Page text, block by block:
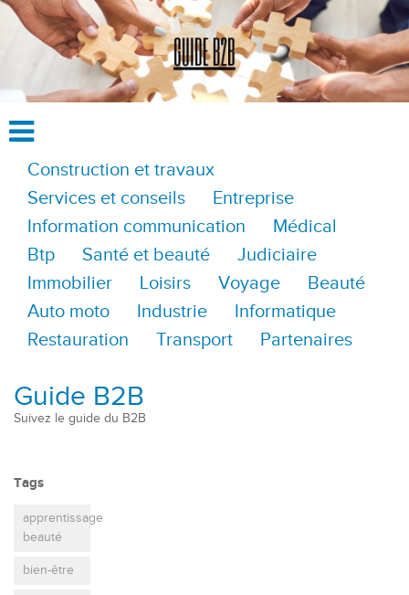
Construction et travaux
Services et conseils
Entreprise
Information communication
Médical
Btp
Santé et beauté
Judiciaire
Immobilier
Loisirs Voyage
Beauté
Auto moto
Industrie
Informatique
Restauration
Transport Partenaires
Guide B2B
Suivez le guide du B2B
Tags
apprentissage
beauté
bien-être